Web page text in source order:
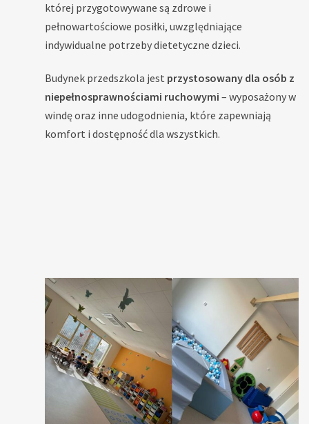
której przygotowywane są zdrowe i
pełnowartościowe posiłki, uwzględniające
indywidualne potrzeby dietetyczne dzieci.
Budynek przedszkola jest przystosowany dla osób z
niepełnosprawnościami ruchowymi – wyposażony w
windę oraz inne udogodnienia, które zapewniają
komfort i dostępność dla wszystkich.